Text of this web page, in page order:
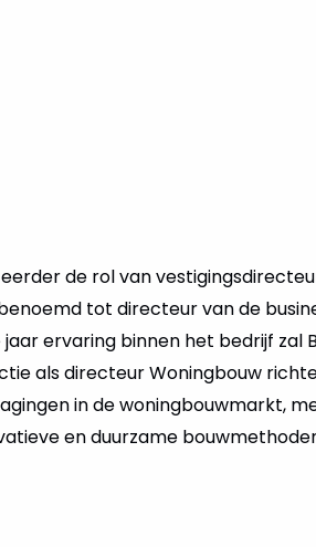
de rol van
tot directeur van de
jaar ervaring binnen het bedrijf zal
als directeur Woningbouw
in de woningbouwmarkt,
en duurzame